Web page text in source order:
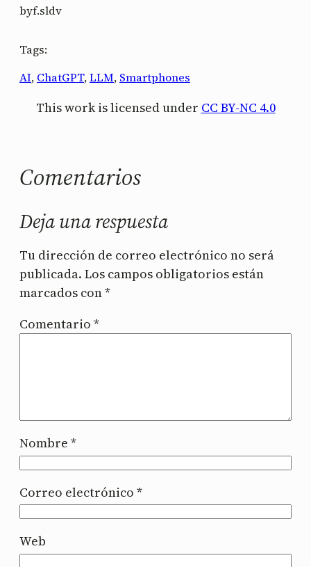
byf.sldv
Tags:
AI, ChatGPT, LLM, Smartphones
This work is licensed under CC BY-NC 4.0
Comentarios
Deja una respuesta
Tu dirección de correo electrónico no será
publicada. Los campos obligatorios están
marcados con*
Comentario *
Nombre *
Correo electrónico *
Web